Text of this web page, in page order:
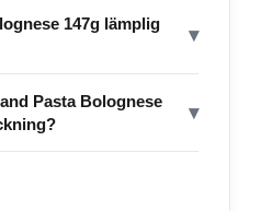
147g lämplig
▾
Pasta Bolognese
▾